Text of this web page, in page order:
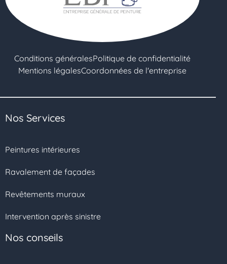
Conditions généralesPolitique de confidentialité
Mentions légalesCoordonnées de l'entreprise
Nos Services
Peintures intérieures
Ravalement de façades
Revêtements muraux
Intervention après sinistre
Nos conseils